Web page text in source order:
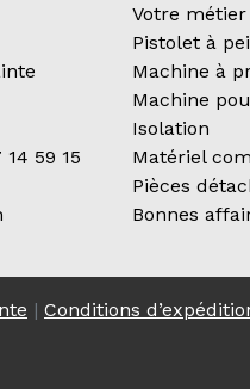
59 15
Votre métier
Pistolet à
Machine à
Machine
Isolation
Matériel
Pièces
Bonnes
| Conditions